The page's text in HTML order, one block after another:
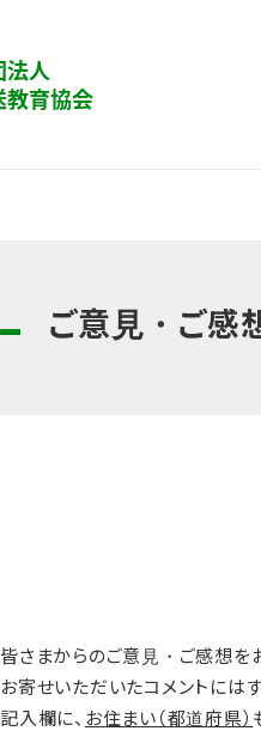
ご意見・ご感
皆さまからのご意見・ご感想を
お寄せいただいたコメントには
記入欄に、 お住まい（都道府県）